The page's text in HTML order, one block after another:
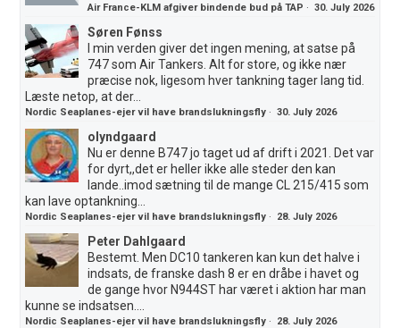
Air France-KLM afgiver bindende bud på TAP ·30. July 2026
Søren Fønss
I min verden giver det ingen mening, at satse på
747 som Air Tankers. Alt for store, og ikke nær
præcise nok, ligesom hver tankning tager lang tid.
Læste netop, at der...
Nordic Seaplanes-ejer vil have brandslukningsfly ·30. July 2026
olyndgaard
Nu er denne B747 jo taget ud af drift i 2021. Det var
for dyrt,,det er heller ikke alle steder den kan
lande..imod sætning til de mange CL 215/415 som
kan lave optankning...
Nordic Seaplanes-ejer vil have brandslukningsfly · 28. July 2026
Peter Dahlgaard
Bestemt. Men DC10 tankeren kan kun det halve i
indsats, de franske dash 8 er en dråbe i havet og
de gange hvor N944ST har været i aktion har man
kunne se indsatsen....
Nordic Seaplanes-ejer vil have brandslukningsfly · 28. July 2026